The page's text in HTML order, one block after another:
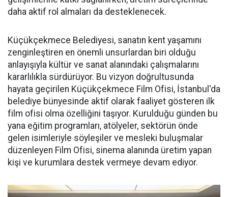
daha aktif rol almaları da desteklenecek.
Küçükçekmece Belediyesi, sanatın kent yaşamını
zenginleştiren en önemli unsurlardan biri olduğu
anlayışıyla kültür ve sanat alanındaki çalışmalarını
kararlılıkla sürdürüyor. Bu vizyon doğrultusunda
hayata geçirilen Küçükçekmece Film Ofisi, İstanbul'da
belediye bünyesinde aktif olarak faaliyet gösteren ilk
film ofisi olma özelliğini taşıyor. Kurulduğu günden bu
yana eğitim programları, atölyeler, sektörün önde
gelen isimleriyle söyleşiler ve mesleki buluşmalar
düzenleyen Film Ofisi, sinema alanında üretim yapan
kişi ve kurumlara destek vermeye devam ediyor.